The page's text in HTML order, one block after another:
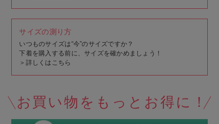
サイズの測り方
いつものサイズは“今”のサイズですか？
下着を購入する前に、サイズを確かめましょう！
＞ 詳しくはこちら
お買い物をもっとお得に！